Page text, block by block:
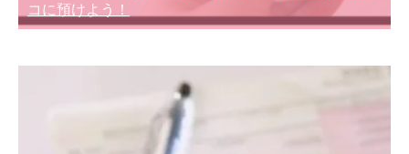
コに預けよう！